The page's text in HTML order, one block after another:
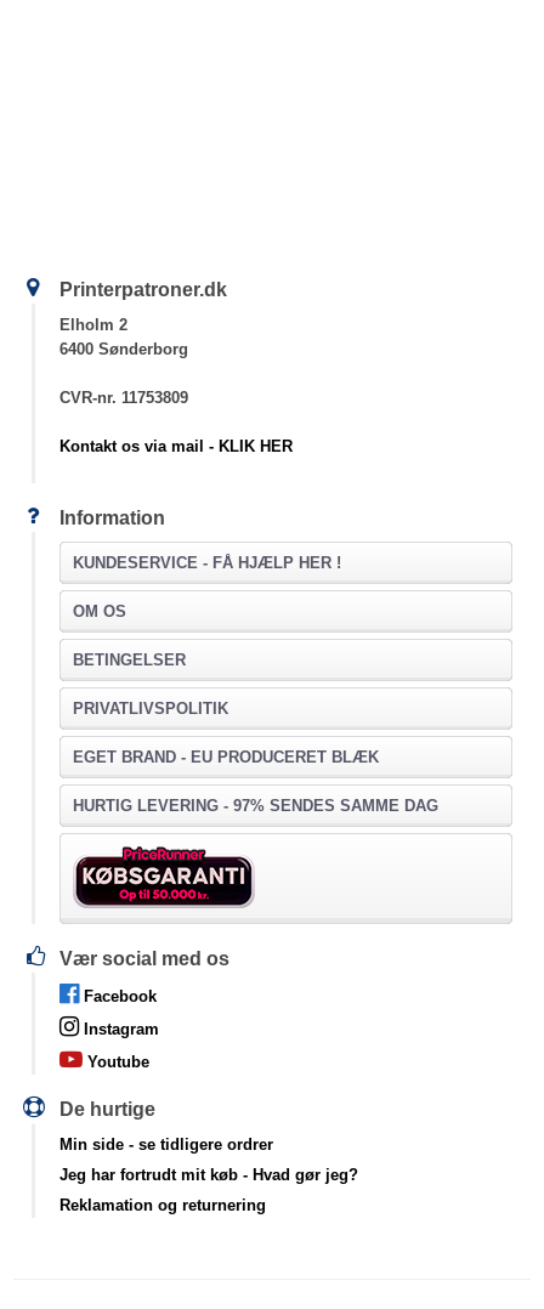
Printerpatroner.dk
Elholm 2
6400 Sønderborg
CVR-nr. 11753809
Kontakt os via mail - KLIK HER
Information
KUNDESERVICE - FÅ HJÆLP HER !
OM OS
BETINGELSER
PRIVATLIVSPOLITIK
EGET BRAND - EU PRODUCERET BLÆK
HURTIG LEVERING - 97% SENDES SAMME DAG
Vær social med os
Facebook
Instagram
Youtube
De hurtige
Min side - se tidligere ordrer
Jeg har fortrudt mit køb - Hvad gør jeg?
Reklamation og returnering